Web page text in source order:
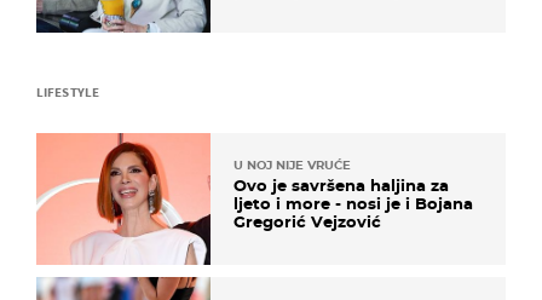
LIFESTYLE
U NOJ NIJE VRUĆE
Ovo je savršena haljina za
ljeto i more - nosi je i Bojana
Gregorić Vejzović